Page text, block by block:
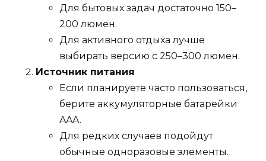
Для бытовых задач достаточно 150–
200 люмен.
Для активного отдыха лучше
выбирать версию с 250–300 люмен.
Источник питания
Если планируете часто пользоваться,
берите аккумуляторные батарейки
AAA.
Для редких случаев подойдут
обычные одноразовые элементы.